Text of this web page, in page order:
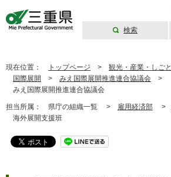
検索
現在位置： トップページ > 観光・産業・しごと
国際展開
> みえ国際展開推進連合協議会 >
みえ国際展開推進連合協議会
担当所属： 県庁の組織一覧 > 雇用経済部 >
海外展開支援班